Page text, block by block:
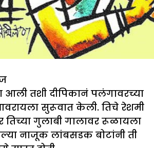
आली तशी दीपिकानं पलंगावरच्या
सुरूवात केली. तिचे रेशमी
तिच्या गुलाबी गालावर रूळायला
नाजूक लांबसडक बोटांनी ती